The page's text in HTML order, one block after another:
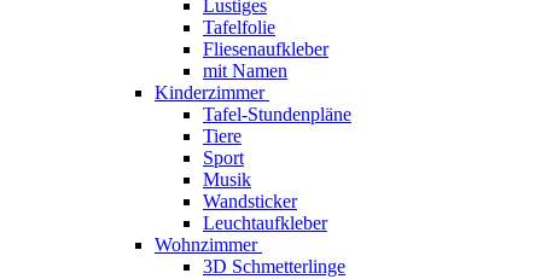
Lustiges
Tafelfolie
Fliesenaufkleber
mit Namen
Kinderzimmer
Tafel-Stundenpläne
Tiere
Sport
Musik
Wandsticker
Leuchtaufkleber
Wohnzimmer
3D Schmetterlinge